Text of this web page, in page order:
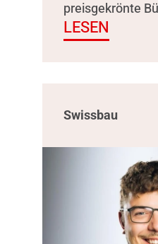
preisgekrönte
LESEN
Swissbau